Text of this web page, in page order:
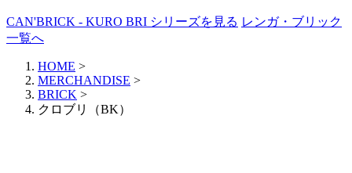
CAN'BRICK - KURO BRI シリーズを見る レンガ・ブリック
一覧へ
HOME >
MERCHANDISE >
BRICK >
クロブリ（BK）